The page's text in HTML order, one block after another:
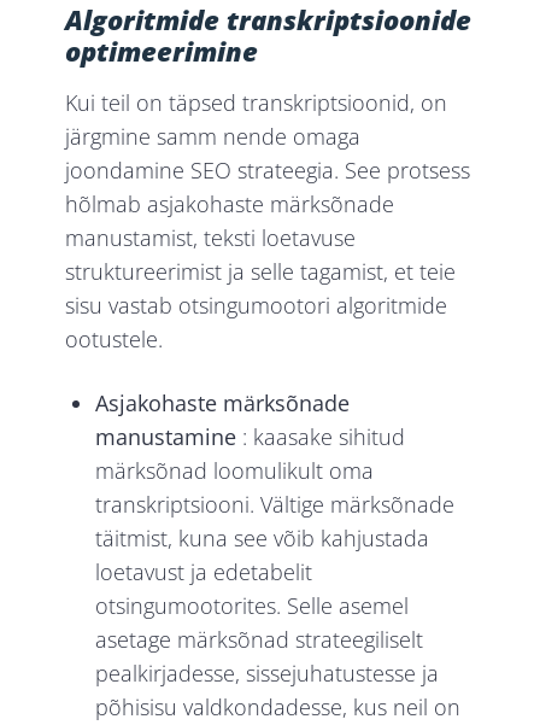
Algoritmide transkriptsioonide
optimeerimine
Kui teil on täpsed transkriptsioonid, on
järgmine samm nende omaga
joondamine SEO strateegia. See protsess
hõlmab asjakohaste märksõnade
manustamist, teksti loetavuse
struktureerimist ja selle tagamist, et teie
sisu vastab otsingumootori algoritmide
ootustele.
Asjakohaste märksõnade
manustamine : kaasake sihitud
märksõnad loomulikult oma
transkriptsiooni. Vältige märksõnade
täitmist, kuna see võib kahjustada
loetavust ja edetabelit
otsingumootorites. Selle asemel
asetage märksõnad strateegiliselt
pealkirjadesse, sissejuhatustesse ja
põhisisu valdkondadesse, kus neil on